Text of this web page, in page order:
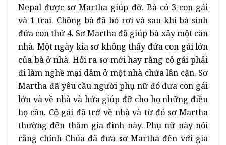
Nepal được sơ Martha giúp đỡ. Bà có 3 con gái
và 1 trai. Chồng bà đã bỏ rơi và sau khi bà sinh
đứa con thứ 4. Sơ Martha đã giúp bà xây một căn
nhà. Một ngày kia sơ không thấy đứa con gái lớn
của bà ở nhà. Hỏi ra sơ mới hay rằng cô gái phải
đi làm nghề mại dâm ở một nhà chứa lân cận. Sơ
Martha đã yêu cầu người phụ nữ đó đưa con gái
lớn và về nhà và hứa giúp đỡ cho họ những điều
họ cần. Cô gái đã trở về nhà và từ đó sơ Martha
thường đến thăm gia đình này. Phụ nữ này nói
rằng chính Chúa đã đưa sơ Martha đến với gia